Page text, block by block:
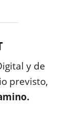
y de
previsto,